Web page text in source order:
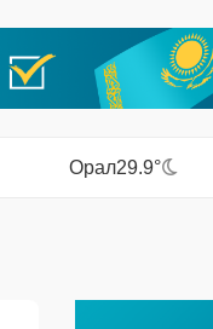
Орал29.9°